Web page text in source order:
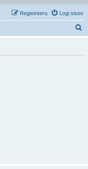
Logi sisse
Registreeru